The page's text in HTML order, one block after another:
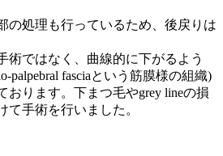
の処理も行っているため、後戻りは
術ではなく、曲線的に下がるよう
palpebral fasciaという筋膜様の組織)
おります。下まつ毛やgrey lineの損
て手術を行いました。